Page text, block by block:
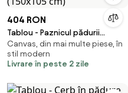
404 RON
Tablou - Paznicul pădurii
(150x105 cm)
Canvas, din mai multe piese, în
stil modern
Livrare în peste 2 zile